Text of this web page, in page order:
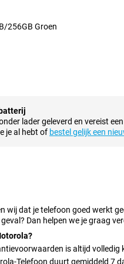
Neo nog gebruiksvriendelijker.
het automatisch al je foto's
Moto AI wordt je dagelijkse
en speel je zonder
prestaties en efficiënt
apps snel openen en soepel
Edge 60 Neo leg je elk
met veel detail, zowel
optimaliseren van kleuren en
aan te passen.
geven je meer creatieve
je ook drie keer in zonder
256GB Groen
lader geleverd en vereist
je al hebt of bestel gelijk een
wij dat je telefoon goed werkt
Dan helpen we je graag
is altijd volledig
Telefoon duurt gemiddeld 7